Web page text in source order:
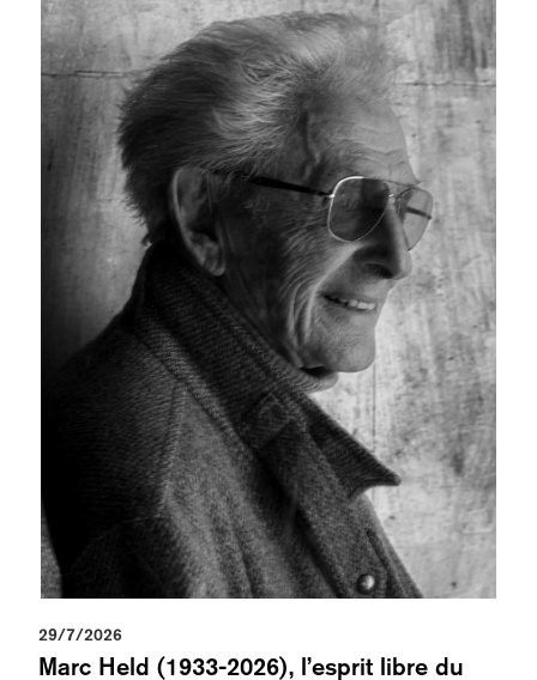
29/7/2026
Marc Held (1933-2026), l’esprit libre du